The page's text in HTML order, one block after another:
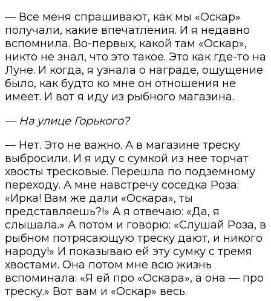
— Все меня спрашивают, как мы «Оскар»
получали, какие впечатления. И я недавно
вспомнила. Во-первых, какой там «Оскар»,
никто не знал, что это такое. Это как где-то на
Луне. И когда, я узнала о награде, ощущение
было, как будто ко мне он отношения не
имеет. И вот я иду из рыбного магазина.
— На улице Горького?
— Нет. Это не важно. А в магазине треску
выбросили. И я иду с сумкой из нее торчат
хвосты тресковые. Перешла по подземному
переходу. А мне навстречу соседка Роза:
«Ирка! Вам же дали «Оскара», ты
представляешь?!» А я отвечаю: «Да, я
слышала.» А потом и говорю: «Слушай Роза, в
рыбном потрясающую треску дают, и никого
народу!» И показываю ей эту сумку с тремя
хвостами. Она потом мне всю жизнь
вспоминала: «Я ей про «Оскара», а она — про
треску.» Вот вам и «Оскар» весь.